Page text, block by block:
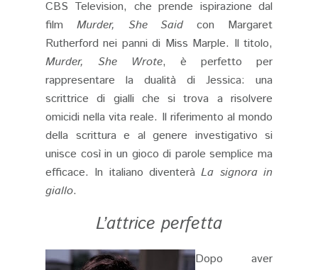
CBS Television, che prende ispirazione dal
film Murder, She Saidcon Margaret
Rutherford nei panni di Miss Marple. Il titolo,
Murder, She Wrote, è perfetto per
rappresentare la dualità di Jessica: una
scrittrice di gialli che si trova a risolvere
omicidi nella vita reale. Il riferimento al mondo
della scrittura e al genere investigativo si
unisce così in un gioco di parole semplice ma
efficace. In italiano diventeràLa signora in
giallo.
L’attrice perfetta
Dopo aver